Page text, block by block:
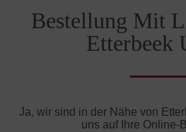
Bestellung Mit
Etterbeek
Ja, wir sind in der Nähe von
uns auf Ihre Online-